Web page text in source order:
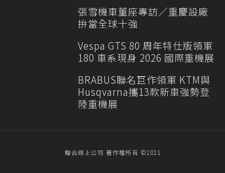
張雪機車董座專訪／重慶設廠
拚當全球十強
Vespa GTS 80 周年特仕版領軍
180 車系現身 2026 國際重機展
BRABUS聯名巨作領軍 KTM與
Husqvarna攜13款新車強勢登
陸重機展
聯合線上公司 著作權所有 ©2021